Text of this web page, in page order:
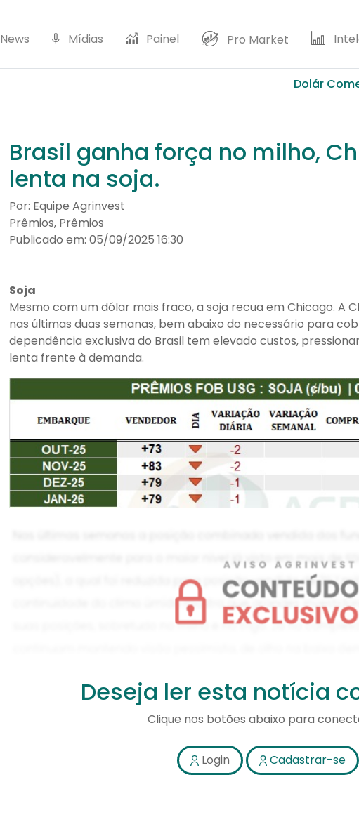
News Mídias Painel Pro Market
Dolár Comercial :
Brasil ganha força no milho,
lenta na soja.
Por: Equipe Agrinvest
Prêmios, Prêmios
Publicado em: 05/09/2025 16:30
Soja
Mesmo com um dólar mais fraco, a soja recua em Chicago. A
nas últimas duas semanas, bem abaixo do necessário para
dependência exclusiva do Brasil tem elevado custos,
lenta frente à demanda.
Deseja ler esta notícia
Clique nos botões abaixo para
Login Cadastrar-se